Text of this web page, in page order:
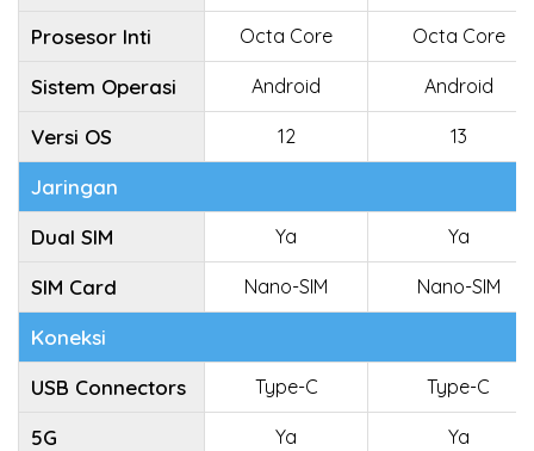
Prosesor Inti Octa Core Octa Core
Sistem Operasi Android Android
Versi OS 12 13
Jaringan
Dual SIM
Ya Ya
SIM Card Nano-SIM Nano-SIM
Koneksi
USB Connectors
Type-C Type-C
5G Ya Ya